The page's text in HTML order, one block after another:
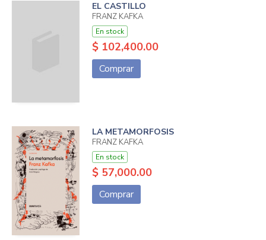
EL CASTILLO
FRANZ KAFKA
En stock
$ 102,400.00
Comprar
LA METAMORFOSIS
FRANZ KAFKA
En stock
$ 57,000.00
Comprar